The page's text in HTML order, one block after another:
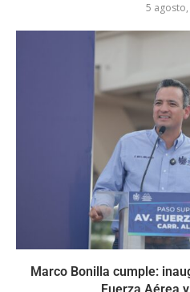
5
Marco Bonilla cumple: